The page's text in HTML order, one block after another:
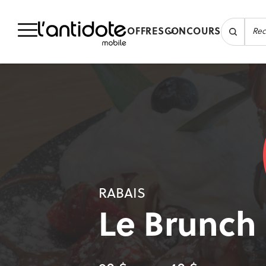
OFFRESCONCOURS
RABAIS
Le Brunch